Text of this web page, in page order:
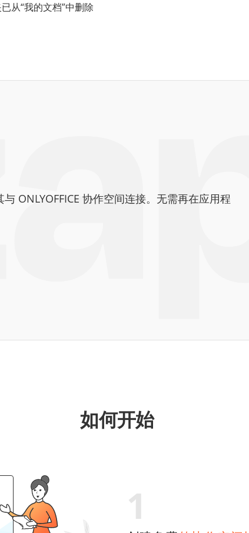
从“我的文档”中删除
ONLYOFFICE 协作空间连接。无需再在应用程
如何开始
1